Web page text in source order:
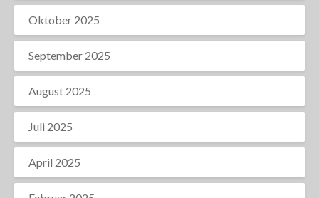
Oktober 2025
September 2025
August 2025
Juli 2025
April 2025